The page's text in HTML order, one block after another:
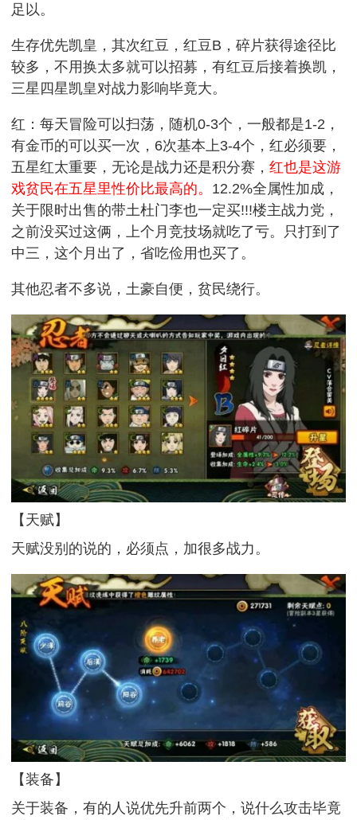
足以。
生存优先凯皇，其次红豆，红豆B，碎片获得途径比
较多，不用换太多就可以招募，有红豆后接着换凯，
三星四星凯皇对战力影响毕竟大。
红：每天冒险可以扫荡，随机0-3个，一般都是1-2，
有金币的可以买一次，6次基本上3-4个，红必须要，
五星红太重要，无论是战力还是积分赛，红也是这游
戏贫民在五星里性价比最高的。 12.2%全属性加成，
关于限时出售的带土杜门李也一定买!!!楼主战力党，
之前没买过这俩，上个月竞技场就吃了亏。只打到了
中三，这个月出了，省吃俭用也买了。
其他忍者不多说，土豪自便，贫民绕行。
【天赋】
天赋没别的说的，必须点，加很多战力。
【装备】
关于装备，有的人说优先升前两个，说什么攻击毕竟